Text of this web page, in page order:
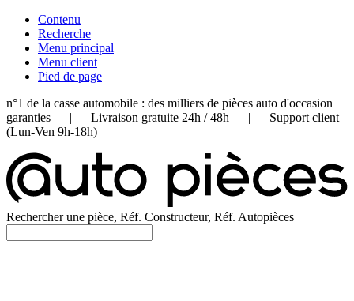
Contenu
Recherche
Menu principal
Menu client
Pied de page
n°1 de la casse automobile : des milliers de pièces auto d'occasion
garanties | Livraison gratuite 24h / 48h | Support client
(Lun-Ven 9h-18h)
Rechercher une pièce, Réf. Constructeur, Réf. Autopièces